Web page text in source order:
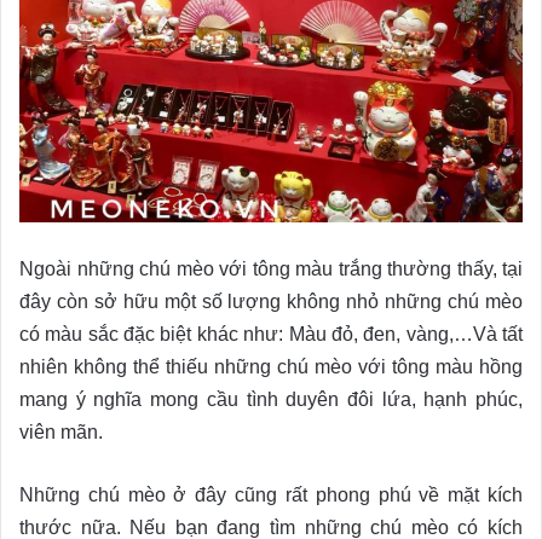
Ngoài những chú mèo với tông màu trắng thường thấy, tại
đây còn sở hữu một số lượng không nhỏ những chú mèo
có màu sắc đặc biệt khác như: Màu đỏ, đen, vàng,…Và tất
nhiên không thể thiếu những chú mèo với tông màu hồng
mang ý nghĩa mong cầu tình duyên đôi lứa, hạnh phúc,
viên mãn.
Những chú mèo ở đây cũng rất phong phú về mặt kích
thước nữa. Nếu bạn đang tìm những chú mèo có kích